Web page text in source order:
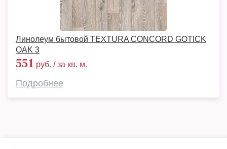
Линолеум бытовой TEXTURA CONCORD GOTICK
OAK 3
551 руб. / за кв. м.
Подробнее